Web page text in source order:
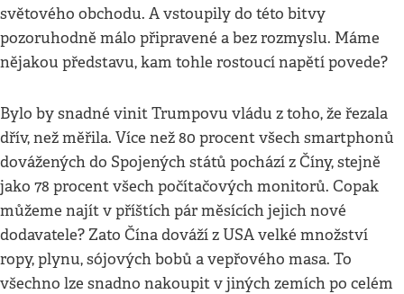
světového obchodu. A vstoupily do této bitvy
pozoruhodně málo připravené a bez rozmyslu. Máme
nějakou představu, kam tohle rostoucí napětí povede?
Bylo by snadné vinit Trumpovu vládu z toho, že řezala
dřív, než měřila. Více než 80 procent všech smartphonů
dovážených do Spojených států pochází z Číny, stejně
jako 78 procent všech počítačových monitorů. Copak
můžeme najít v příštích pár měsících jejich nové
dodavatele? Zato Čína dováží z USA velké množství
ropy, plynu, sójových bobů a vepřového masa. To
všechno lze snadno nakoupit v jiných zemích po celém